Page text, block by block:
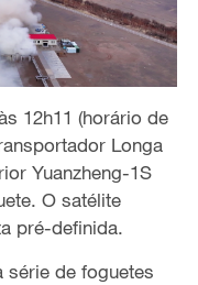
12h11 (horário de
Longa
Yuanzheng-1S
O satélite
pré-definida.
série de foguetes